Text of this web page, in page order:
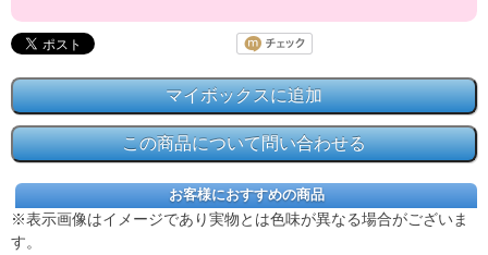
お客様におすすめの商品
※表示画像はイメージであり実物とは色味が異なる場合がございま
す。